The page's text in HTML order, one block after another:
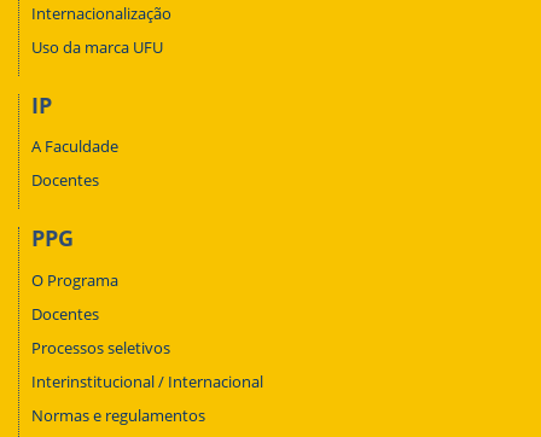
Internacionalização
Uso da marca UFU
IP
A Faculdade
Docentes
PPG
O Programa
Docentes
Processos seletivos
Interinstitucional / Internacional
Normas e regulamentos